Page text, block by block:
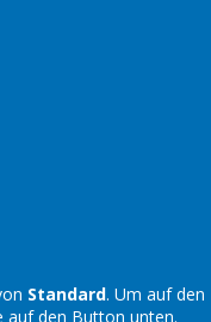
Standard. Um auf den
auf den Button unten.